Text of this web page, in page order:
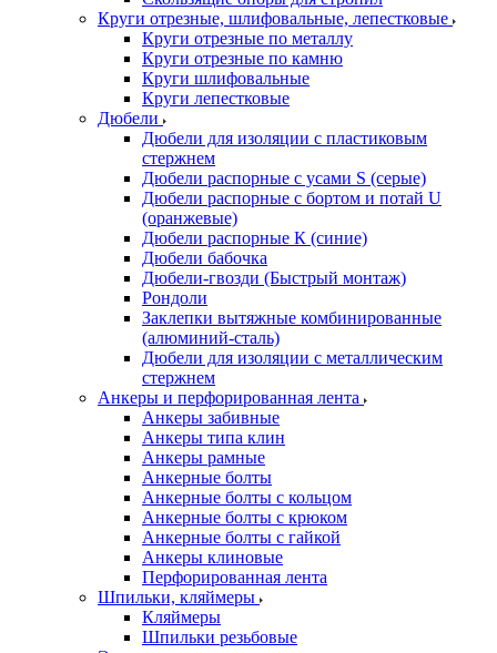
Круги отрезные, шлифовальные, лепестковые
Круги отрезные по металлу
Круги отрезные по камню
Круги шлифовальные
Круги лепестковые
Дюбели
Дюбели для изоляции с пластиковым
стержнем
Дюбели распорные с усами S (серые)
Дюбели распорные c бортом и потай U
(оранжевые)
Дюбели распорные К (синие)
Дюбели бабочка
Дюбели-гвозди (Быстрый монтаж)
Рондоли
Заклепки вытяжные комбинированные
(алюминий-сталь)
Дюбели для изоляции с металлическим
стержнем
Анкеры и перфорированная лента
Анкеры забивные
Анкеры типа клин
Анкеры рамные
Анкерные болты
Анкерные болты с кольцом
Анкерные болты с крюком
Анкерные болты с гайкой
Анкеры клиновые
Перфорированная лента
Шпильки, кляймеры
Кляймеры
Шпильки резьбовые